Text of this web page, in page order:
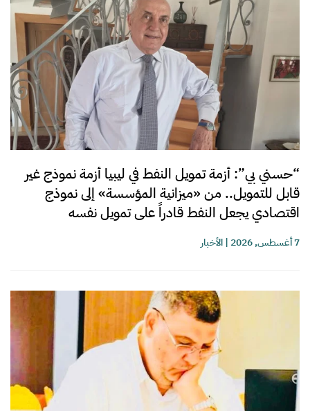
“حسني بي”: أزمة تمويل النفط في ليبيا أزمة نموذج غير
قابل للتمويل.. من «ميزانية المؤسسة» إلى نموذج
اقتصادي يجعل النفط قادراً على تمويل نفسه
7 أغسطس, 2026 |الأخبار